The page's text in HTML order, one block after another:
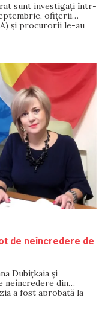
sunt investigați într-
ofițerii
și procurorii le-au
și birourile de
72 de ore și
de neîncredere de
Dubițkaia și
neîncredere din
a fost aprobată la
TVN. Tatiana
municipali drept